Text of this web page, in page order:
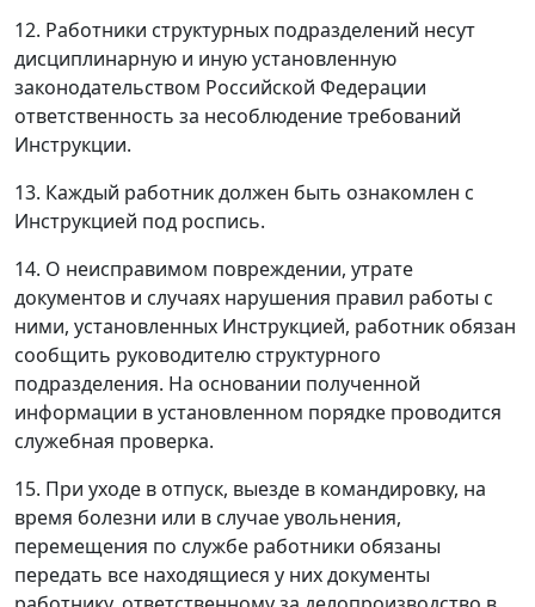
12. Работники структурных подразделений несут
дисциплинарную и иную установленную
законодательством Российской Федерации
ответственность за несоблюдение требований
Инструкции.
13. Каждый работник должен быть ознакомлен с
Инструкцией под роспись.
14. О неисправимом повреждении, утрате
документов и случаях нарушения правил работы с
ними, установленных Инструкцией, работник обязан
сообщить руководителю структурного
подразделения. На основании полученной
информации в установленном порядке проводится
служебная проверка.
15. При уходе в отпуск, выезде в командировку, на
время болезни или в случае увольнения,
перемещения по службе работники обязаны
передать все находящиеся у них документы